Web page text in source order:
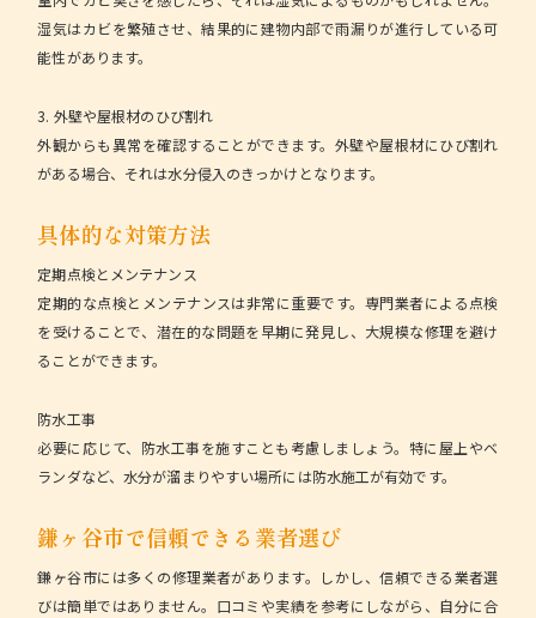
湿気はカビを繁殖させ、結果的に建物内部で雨漏りが進行している可
能性があります。
3. 外壁や屋根材のひび割れ
外観からも異常を確認することができます。外壁や屋根材にひび割れ
がある場合、それは水分侵入のきっかけとなります。
具体的な対策方法
定期点検とメンテナンス
定期的な点検とメンテナンスは非常に重要です。専門業者による点検
を受けることで、潜在的な問題を早期に発見し、大規模な修理を避け
ることができます。
防水工事
必要に応じて、防水工事を施すことも考慮しましょう。特に屋上やベ
ランダなど、水分が溜まりやすい場所には防水施工が有効です。
鎌ヶ谷市で信頼できる業者選び
鎌ヶ谷市には多くの修理業者があります。しかし、信頼できる業者選
びは簡単ではありません。口コミや実績を参考にしながら、自分に合